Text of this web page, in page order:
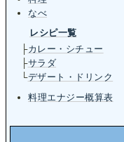
なべ
レシピ一覧
├カレー・シチュー
├サラダ
└デザート・ドリンク
料理エナジー概算表